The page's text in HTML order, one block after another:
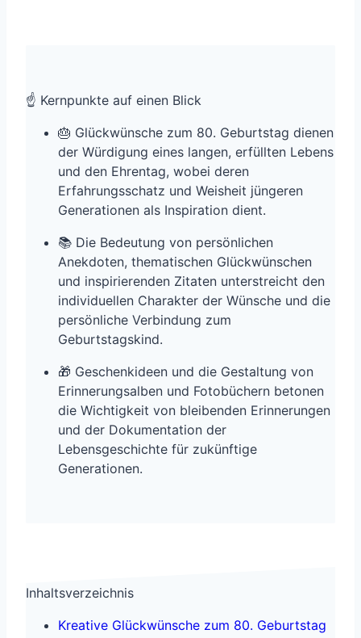
☝️ Kernpunkte auf einen Blick
🎂 Glückwünsche zum 80. Geburtstag dienen
der Würdigung eines langen, erfüllten Lebens
und den Ehrentag, wobei deren
Erfahrungsschatz und Weisheit jüngeren
Generationen als Inspiration dient.
📚 Die Bedeutung von persönlichen
Anekdoten, thematischen Glückwünschen
und inspirierenden Zitaten unterstreicht den
individuellen Charakter der Wünsche und die
persönliche Verbindung zum
Geburtstagskind.
🎁 Geschenkideen und die Gestaltung von
Erinnerungsalben und Fotobüchern betonen
die Wichtigkeit von bleibenden Erinnerungen
und der Dokumentation der
Lebensgeschichte für zukünftige
Generationen.
Inhaltsverzeichnis
Kreative Glückwünsche zum 80. Geburtstag